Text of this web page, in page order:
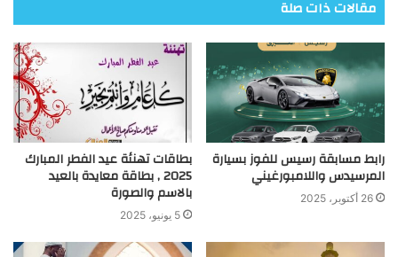
مقالات ذات صلة
رابط مسابقة رسيس للفوز بسيارة
المرسيدس واللامبورغيني
26 أكتوبر، 2025
بطاقات تهنئة عيد الفطر المبارك
2025 , بطاقة معايدة بالعيد
بالاسم والصورة
5 يونيو، 2025